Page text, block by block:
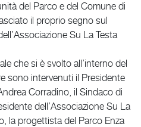
del Parco e del Comune di
il proprio segno sul
Su La Testa
che si è svolto all’interno del
sono intervenuti il Presidente
Corradino, il Sindaco di
dell’Associazione Su La
la progettista del Parco Enza